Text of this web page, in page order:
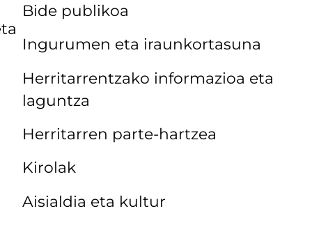
Bide publikoa
Ingurumen eta iraunkortasuna
Herritarrentzako informazioa eta
laguntza
Herritarren parte-hartzea
Kirolak
Aisialdia eta kultur